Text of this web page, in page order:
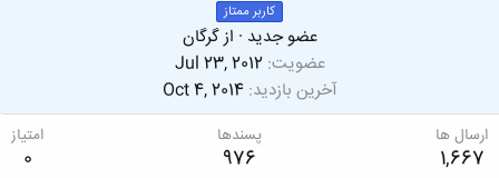
کاربر ممتاز
عضو جدید · ازگرگان
عضویت Jul 23, 2012
آخرین بازدید Oct 4, 2014
ارسال ها
1,667
پسندها
976
امتیاز
0